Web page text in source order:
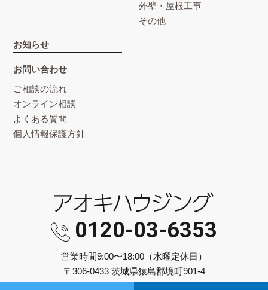
外壁・屋根工事
その他
お知らせ
お問い合わせ
ご相談の流れ
オンライン相談
よくある質問
個人情報保護方針
0120-03-6353
営業時間9:00〜18:00（水曜定休日）
〒306-0433 茨城県猿島郡境町901-4